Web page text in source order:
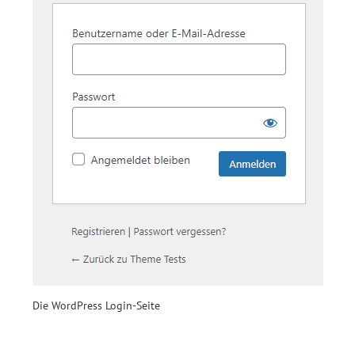
Die WordPress Login-Seite